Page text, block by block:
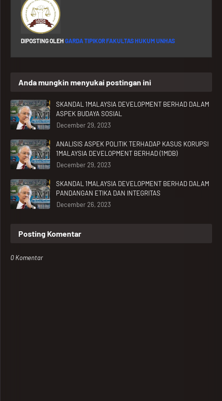
DIPOSTING OLEH GARDA TIPIKOR FAKULTAS HUKUM UNHAS
Anda mungkin menyukai postingan ini
SKANDAL 1MALAYSIA DEVELOPMENT BERHAD DALAM
ASPEK BUDAYA SOSIAL
December 29, 2023
ANALISIS ASPEK POLITIK TERHADAP KASUS KORUPSI
1MALAYSIA DEVELOPMENT BERHAD (1MDB)
December 29, 2023
SKANDAL 1MALAYSIA DEVELOPMENT BERHAD DALAM
PANDANGAN ETIKA DAN INTEGRITAS
December 26, 2023
Posting Komentar
0 Komentar